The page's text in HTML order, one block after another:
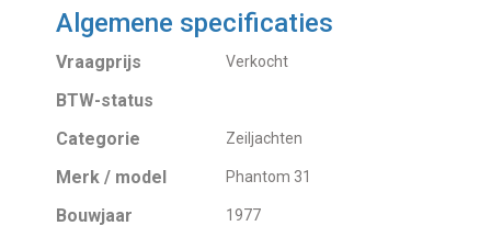
Algemene specificaties
Vraagprijs Verkocht
BTW-status
Categorie
Zeiljachten
Merk / model Phantom 31
Bouwjaar 1977